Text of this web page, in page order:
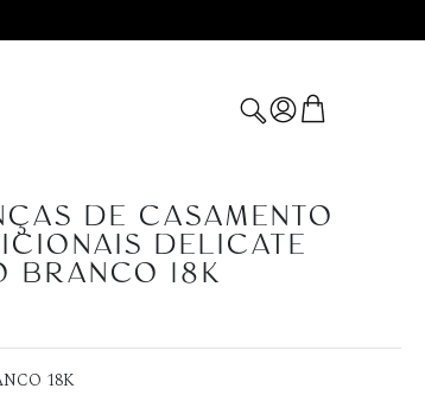
DE CASAMENTO
DELICATE
BRANCO 18K
18K